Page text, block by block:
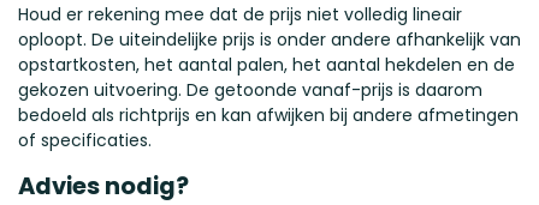
Houd er rekening mee dat de prijs niet volledig lineair
oploopt. De uiteindelijke prijs is onder andere afhankelijk van
opstartkosten, het aantal palen, het aantal hekdelen en de
gekozen uitvoering. De getoonde vanaf-prijs is daarom
bedoeld als richtprijs en kan afwijken bij andere afmetingen
of specificaties.
Advies nodig?